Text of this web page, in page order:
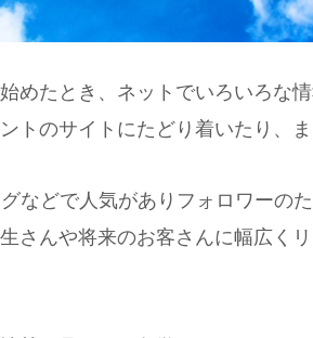
めたとき、ネットでいろいろな
トのサイトにたどり着いたり、
などで人気がありフォロワーの
さんや将来のお客さんに幅広く